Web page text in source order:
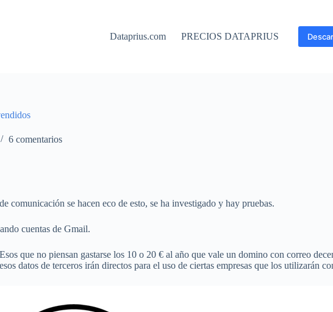
Dataprius.com PRECIOS DATAPRIUS
6 comentarios
comunicación se hacen eco de esto, se ha investigado y hay pruebas.
cuentas de Gmail.
que no piensan gastarse los 10 o 20 € al año que vale un domino con correo
datos de terceros irán directos para el uso de ciertas empresas que los utilizarán